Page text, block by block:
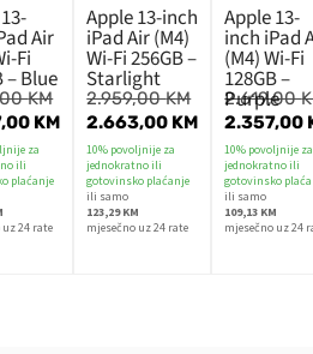
Air
Fi
– Blue
KM
KM
za
ili
plaćanje
24 rate
Apple 13-inch
iPad Air (M4)
Wi-Fi 256GB –
Starlight
2.959,00KM
2.663,00 KM
10% povoljnije za
jednokratno ili
gotovinsko plaćanje
ili samo
123,29 KM
mjesečno uz 24 rate
Apple 13-
inch iPad
(M4) Wi-Fi
128GB –
Purple
2.619,00
2.357,00
10% povoljnije za
jednokratno ili
gotovinsko
ili samo
109,13 KM
mjesečno uz 24